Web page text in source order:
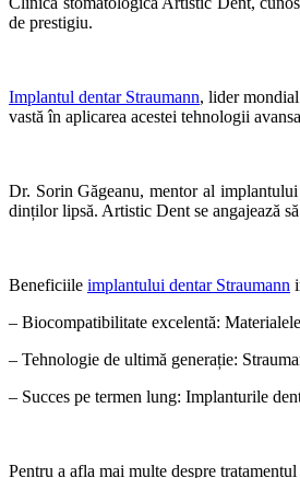
de prestigiu.
Implantul dentar Straumann, lider
vastă în aplicarea acestei tehnologii
Dr. Sorin Găgeanu, mentor al
dinților lipsă. Artistic Dent se angajează
Beneficiile implantului dentar Straumann
– Biocompatibilitate excelentă:
– Tehnologie de ultimă generație:
– Succes pe termen lung: Implanturile
Pentru a afla mai multe despre